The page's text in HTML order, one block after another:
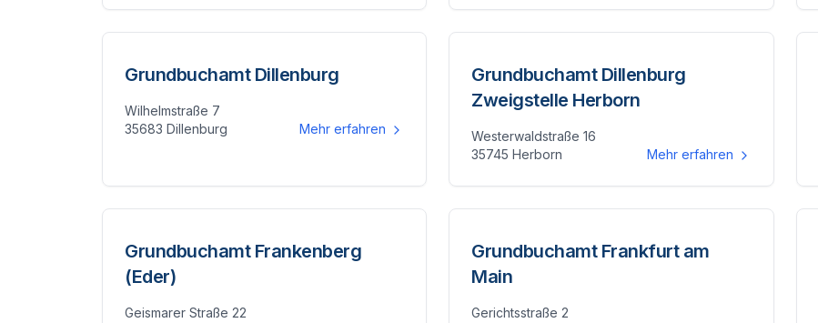
Grundbuchamt Dillenburg
Wilhelmstraße 7
35683 Dillenburg
Mehr erfahren
Grundbuchamt Dillenburg
Zweigstelle Herborn
Westerwaldstraße 16
35745 Herborn
Mehr erfahren
Grundbuchamt Frankenberg
(Eder)
Geismarer Straße 22
Grundbuchamt Frankfurt am
Main
Gerichtsstraße 2